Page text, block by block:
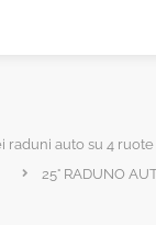
raduni auto su 4 ruote
25° RADUNO